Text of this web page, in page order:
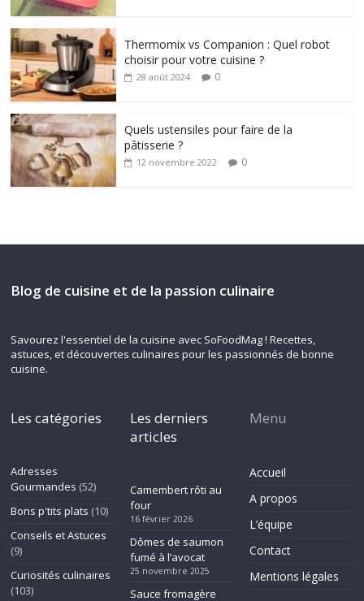
Thermomix vs Companion : Quel robot
choisir pour votre cuisine ?
28 août 2024 0
Quels ustensiles pour faire de la
pâtisserie ?
12 novembre 2022 0
Blog de cuisine et de la passion culinaire
Savourez l'essentiel de la cuisine avec SoFoodMag ! Recettes,
astuces, et découvertes culinaires pour les passionnés de bonne
cuisine.
Les catégories
Adresses
Gourmandes (52)
Bons p'tits plats (10)
Conseils et Astuces
(9)
Curiosités culinaires
(103)
Les derniers
articles
Camembert rôti au
four
16 février 2026
Dômes de saumon
fumé à l’avocat
25 novembre 2025
Sauce fromagère
Menu
Accueil
A propos
L’équipe
Contact
Mentions légales